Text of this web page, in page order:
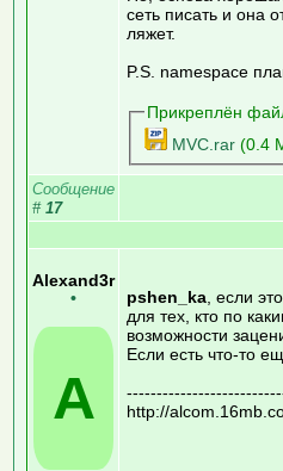
сеть писать и она
ляжет.
P.S. namespace
Прикреплён
MVC.rar(0.4
Сообщение
# 17
Alexand3r
•
A
pshen_ka , если
для тех, кто по
возможности
Если есть что-то
http://